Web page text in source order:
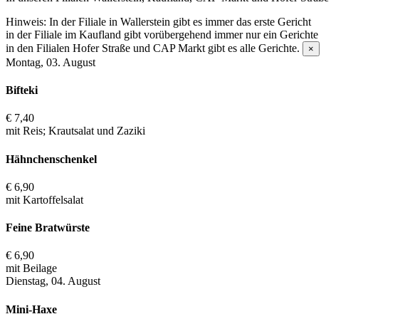
Hinweis: In der Filiale in Wallerstein gibt es immer das erste Gericht
in der Filiale im Kaufland gibt vorübergehend immer nur ein Gerichte
in den Filialen Hofer Straße und CAP Markt gibt es alle Gerichte.
×
Montag, 03. August
Bifteki
€ 7,40
mit Reis; Krautsalat und Zaziki
Hähnchenschenkel
€ 6,90
mit Kartoffelsalat
Feine Bratwürste
€ 6,90
mit Beilage
Dienstag, 04. August
Mini-Haxe